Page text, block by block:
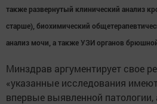
также развернутый клинический анализ
старше), биохимический
анализ мочи, а также УЗИ органов
Минздрав аргументирует свое
«указанные исследования
впервые выявленной патологии,